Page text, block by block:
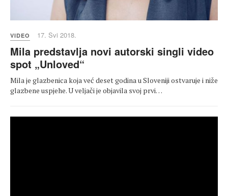
VIDEO 17. Svi 2018.
Mila predstavlja novi autorski singli video
spot „Unloved“
Mila je glazbenica koja već deset godina u Sloveniji ostvaruje i niže
glazbene uspjehe. U veljači je objavila svoj prvi…